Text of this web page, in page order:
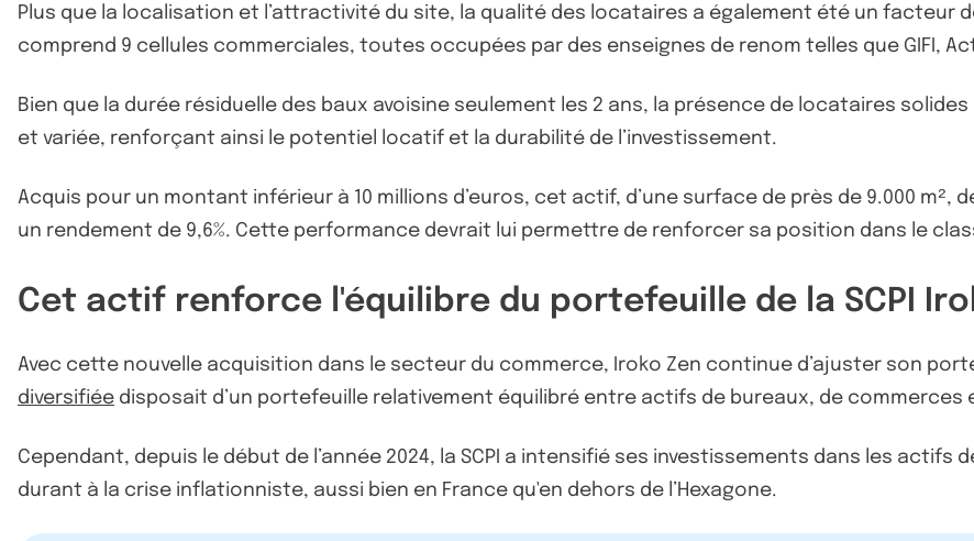
Plus que la localisation et l’attractivité du site, la qualité des locataires a également été un facteur
comprend 9 cellules commerciales, toutes occupées par des enseignes de renom telles que GIFI,
Bien que la durée résiduelle des baux avoisine seulement les 2 ans, la présence de locataires
et variée, renforçant ainsi le potentiel locatif et la durabilité de l’investissement.
Acquis pour un montant inférieur à 10 millions d’euros, cet actif, d’une surface de près de 9.000 m²,
un rendement de 9,6%. Cette performance devrait lui permettre de renforcer sa position dans le
Cet actif renforce l'équilibre du portefeuille de la SCPI
Avec cette nouvelle acquisition dans le secteur du commerce, Iroko Zen continue d’ajuster son
diversifiée disposait d’un portefeuille relativement équilibré entre actifs de bureaux, de commerces
Cependant, depuis le début de l’année 2024, la SCPI a intensifié ses investissements dans les
durant à la crise inflationniste, aussi bien en France qu'en dehors de l’Hexagone.